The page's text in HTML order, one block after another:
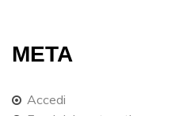
META
Accedi